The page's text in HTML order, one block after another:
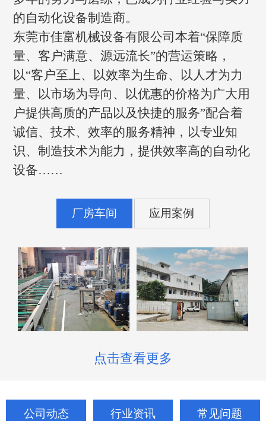
的自动化设备制造商。
东莞市佳富机械设备有限公司本着“保障质
量、客户满意、源远流长”的营运策略，
以“客户至上、以效率为生命、以人才为力
量、以市场为导向、以优惠的价格为广大用
户提供高质的产品以及快捷的服务”配合着
诚信、技术、效率的服务精神，以专业知
识、制造技术为能力，提供效率高的自动化
设备……
厂房车间 应用案例
点击查看更多
公司动态 行业资讯 常见问题